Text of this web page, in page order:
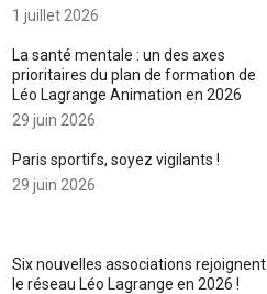
1 juillet 2026
La santé mentale : un des axes
prioritaires du plan de formation de
Léo Lagrange Animation en 2026
29 juin 2026
Paris sportifs, soyez vigilants !
29 juin 2026
Six nouvelles associations rejoignent
le réseau Léo Lagrange en 2026 !